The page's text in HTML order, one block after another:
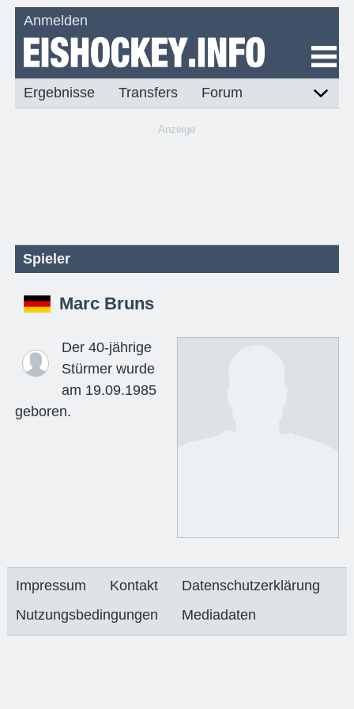
Anmelden
Ergebnisse Transfers Forum
Anzeige
Spieler
Marc Bruns
Der 40-jährige
Stürmer wurde
am 19.09.1985
geboren.
Impressum Kontakt
Datenschutzerklärung
Nutzungsbedingungen
Mediadaten